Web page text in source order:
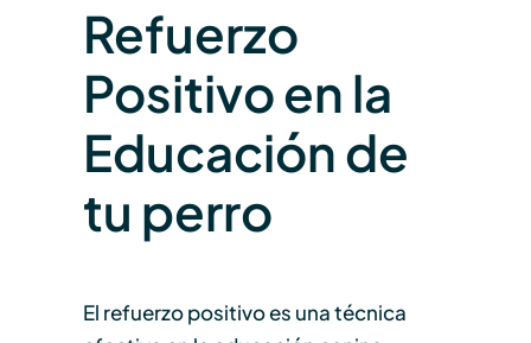
Refuerzo
Positivo en la
Educación de
tu perro
El refuerzo positivo es una técnica